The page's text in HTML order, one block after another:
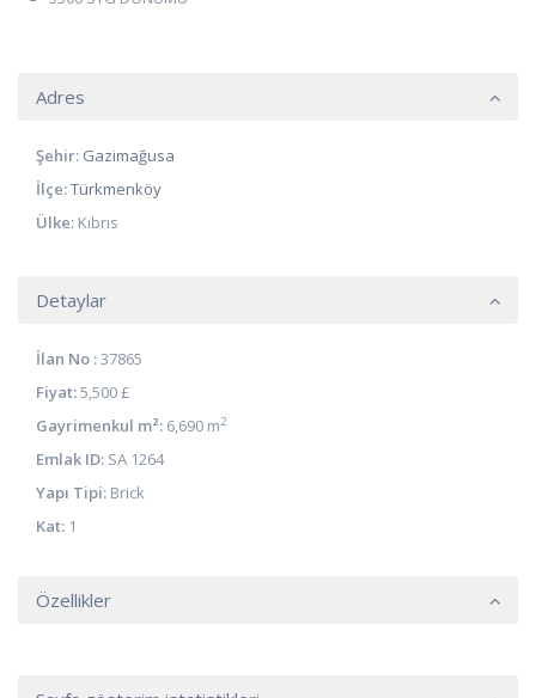
Adres
Şehir: Gazimağusa
İlçe:Türkmenköy
Ülke: Kıbrıs
Detaylar
İlan No :37865
Fiyat:5,500 £
Gayrimenkul m²: 6,690 m2
Emlak ID: SA 1264
Yapı Tipi: Brick
Kat: 1
Özellikler